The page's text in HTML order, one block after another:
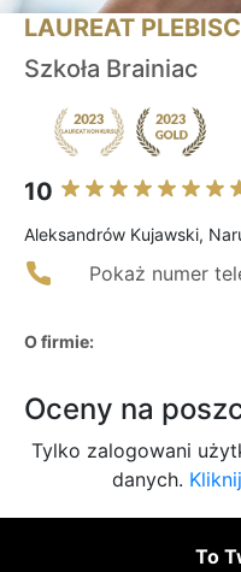
LAUREAT
Szkoła Brainiac
10
Aleksandrów Kujawski,
Pokaż numer
O firmie:
Oceny na
Tylko zalogowani
danych.
To